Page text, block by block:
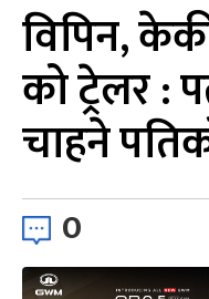
विपिन,
को ट्रेलर :
चाहने
0